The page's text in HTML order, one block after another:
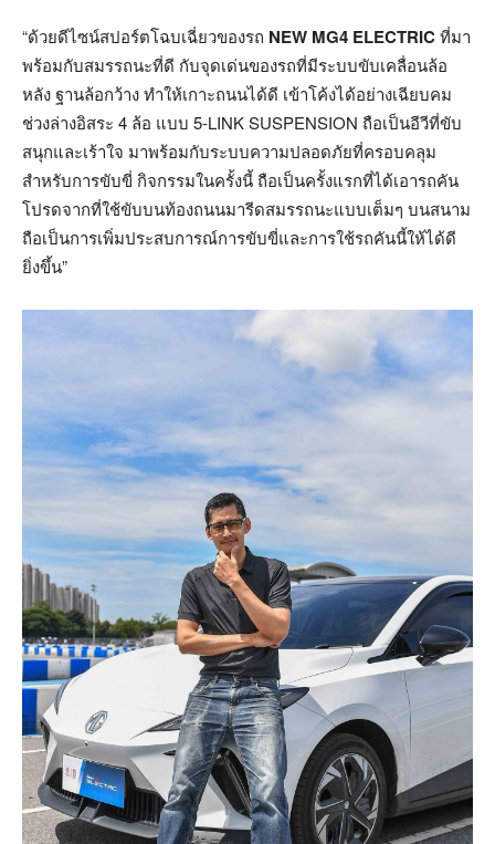
“ด้วยดีไซน์สปอร์ตโฉบเฉี่ยวของรถ NEW MG4 ELECTRICที่มา
พร้อมกับสมรรถนะที่ดี กับจุดเด่นของรถที่มีระบบขับเคลื่อนล้อ
หลัง ฐานล้อกว้าง ทำให้เกาะถนนได้ดี เข้าโค้งได้อย่างเฉียบคม
ช่วงล่างอิสระ 4 ล้อ แบบ 5-LINK SUSPENSION ถือเป็นอีวีที่ขับ
สนุกและเร้าใจ มาพร้อมกับระบบความปลอดภัยที่ครอบคลุม
สำหรับการขับขี่ กิจกรรมในครั้งนี้ ถือเป็นครั้งแรกที่ได้เอารถคัน
โปรดจากที่ใช้ขับบนท้องถนนมารีดสมรรถนะแบบเต็มๆ บนสนาม
ถือเป็นการเพิ่มประสบการณ์การขับขี่และการใช้รถคันนี้ให้ได้ดี
ยิ่งขึ้น”